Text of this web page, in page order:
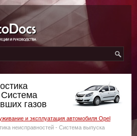
Система
газов
и эксплуатация автомобиля Opel
неисправностей - Система выпуска